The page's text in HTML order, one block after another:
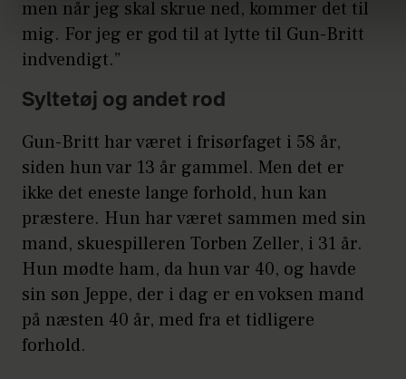
men når jeg skal skrue ned, kommer det til
mig. For jeg er god til at lytte til Gun-Britt
indvendigt.”
Syltetøj og andet rod
Gun-Britt har været i frisørfaget i 58 år,
siden hun var 13 år gammel. Men det er
ikke det eneste lange forhold, hun kan
præstere. Hun har været sammen med sin
mand, skuespilleren Torben Zeller, i 31 år.
Hun mødte ham, da hun var 40, og havde
sin søn Jeppe, der i dag er en voksen mand
på næsten 40 år, med fra et tidligere
forhold.